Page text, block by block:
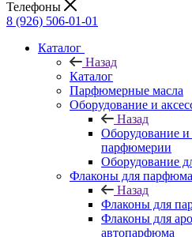
Телефоны
8 (926) 506-01-01
Каталог
Назад
Каталог
Парфюмерные масла
Оборудование и
Назад
Оборудование и
парфюмерии
Оборудование
Флаконы для парфюма
Назад
Флаконы для
Флаконы для
автопарфюма